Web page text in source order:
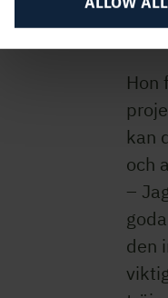
upp
Hon
kan
och
–
den